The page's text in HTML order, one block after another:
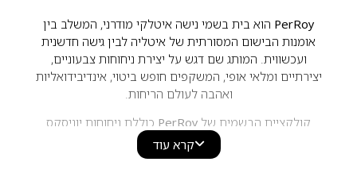
PerRoyהוא בית בשמי נישה איטלקי מודרני, המשלב בין
אומנות הבישום המסורתית של איטליה לבין גישה חדשנית
ועכשווית. המותג שם דגש על יצירת ניחוחות צבעוניים,
יצירתיים ומלאי אופי, המשקפים חופש ביטוי, אינדיבידואליות
ואהבה לעולם הריחות.
קולקציית הבשמים של PerRoyכוללת ניחוחות יוניסקס
המשלבים תווים פירותיים, פרחוניים, הדריים, עציים
ומושקיים. הבשמים מתאפיינים בקומפוזיציות מודרניות,
קרא עוד